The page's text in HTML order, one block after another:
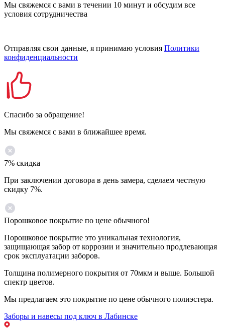
Мы свяжемся с вами в течении 10 минут и обсудим все
условия сотрудничества
Отправляя свои данные, я принимаю условия Политики
конфиденциальности
Спасибо за обращение!
Мы свяжемся с вами в ближайшее время.
7% скидка
При заключении договора в день замера, сделаем честную
скидку 7%.
Порошковое покрытие по цене обычного!
Порошковое покрытие это уникальная технология,
защищающая забор от коррозии и значительно продлевающая
срок эксплуатации заборов.
Толщина полимерного покрытия от 70мкм и выше. Большой
спектр цветов.
Мы предлагаем это покрытие по цене обычного полиэстера.
Заборы и навесы под ключ в Лабинске